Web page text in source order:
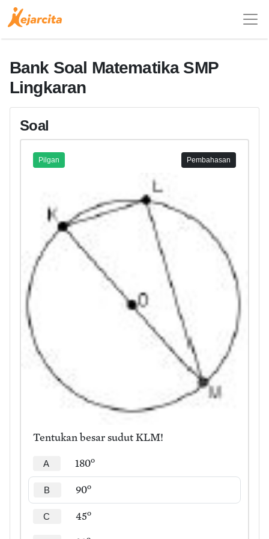
Bank Soal Matematika SMP
Lingkaran
Soal
Pilgan Pembahasan
Tentukan besar sudut KLM!
A 180o
B 90o
C 45o